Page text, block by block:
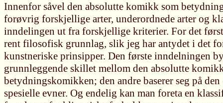
Innenfor såvel den absolutte komikk som
forøvrig forskjellige arter, underordnede arter og
inndelingen ut fra forskjellige kriterier. For det
rent filosofisk grunnlag, slik jeg har antydet i det
kunstneriske prinsipper. Den første inndelningen
grunnleggende skillet mellom den absolutte
betydningskomikken; den andre baserer seg på
spesielle evner. Og endelig kan man foreta en